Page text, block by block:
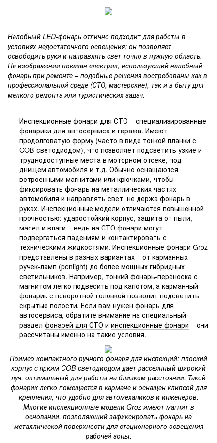
Налобный LED-фонарь отлично подходит для работы в
условиях недостаточного освещения: он позволяет
освободить руки и направлять свет точно в нужную область.
На изображении показан електрик, использующий налобный
фонарь при ремонте – подобные решения востребованы как в
профессиональной среде (СТО, мастерские), так и в быту для
мелкого ремонта или туристических задач.
Инспекционные фонари для СТО – специализированные
фонарики для автосервиса и гаража. Имеют
продолговатую форму (часто в виде тонкой планки с
COB-светодиодом), что позволяет подсветить узкие и
труднодоступные места в моторном отсеке, под
днищем автомобиля и т.д. Обычно оснащаются
встроенными магнитами или крючками, чтобы
фиксировать фонарь на металлических частях
автомобиля и направлять свет, не держа фонарь в
руках. Инспекционные модели отличаются повышенной
прочностью: ударостойкий корпус, защита от пыли,
масел и влаги – ведь на СТО фонари могут
подвергаться падениям и контактировать с
техническими жидкостями. Инспекционные фонари Groz
представлены в разных вариантах – от карманных
ручек-ламп (penlight) до более мощных гибридных
светильников. Например, тонкий фонарь-переноска с
магнитом легко подвесить под капотом, а карманный
фонарик с поворотной головкой позволит подсветить
скрытые полости. Если вам нужен фонарь для
автосервиса, обратите внимание на специальный
раздел фонарей для СТО и инспекционные фонари – они
рассчитаны именно на такие условия.
Пример компактного ручного фонаря для инспекций: плоский
корпус с ярким COB-светодиодом дает рассеянный широкий
луч, оптимальный для работы на близком расстоянии. Такой
фонарик легко помещается в кармане и оснащен клипсой для
крепления, что удобно для автомехаников и инженеров.
Многие инспекционные модели Groz имеют магнит в
основании, позволяющий зафиксировать фонарь на
металлической поверхности для стационарного освещения
рабочей зоны.